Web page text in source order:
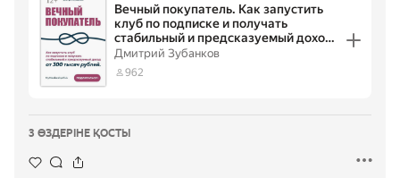
Вечный покупатель. Как запустить
клуб по подписке и получать
стабильный и предсказуемый доход
от 300 тысяч рублей
Дмитрий Зубанков
962
3 ӨЗДЕРІНЕ ҚОСТЫ